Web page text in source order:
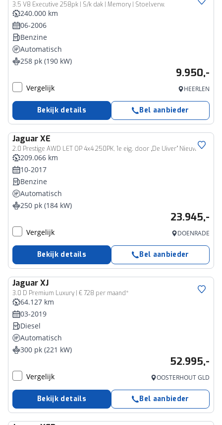
3.5 V8 Executive 258pk | S/k dak | Memory | Stoelverw.
240.000 km
06-2006
Benzine
Automatisch
258 pk (190 kW)
9.950,-
Vergelijk HEERLEN
Bekijk details Bel aanbieder
JaguarXE
2.0 Prestige AWD LET OP 4x4 250PK, 1e eig. door „De Uiver” Nieuwe motor gemonteerd
209.066 km
10-2017
Benzine
Automatisch
250 pk (184 kW)
23.945,-
Vergelijk DOENRADE
Bekijk details Bel aanbieder
JaguarXJ
3.0 D Premium Luxury | € 728 per maand*
64.127 km
03-2019
Diesel
Automatisch
300 pk (221 kW)
52.995,-
Vergelijk OOSTERHOUT GLD
Bekijk details Bel aanbieder